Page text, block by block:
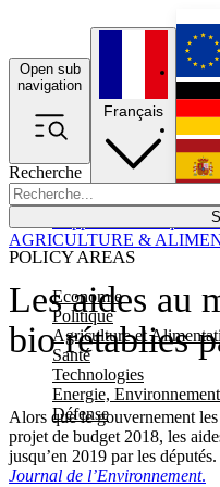
Open sub
navigation
Recherche
POLICY AREAS
Economie
Politique
Agriculture et
Santé
Technologies
Energie,
Défense
Français
Les aides au
bio rétablies
Alors que le gouvernement
projet de budget 2018, les
jusqu’en 2019 par les députés.
Journal de l’Environnement.
AGRICULTURE &